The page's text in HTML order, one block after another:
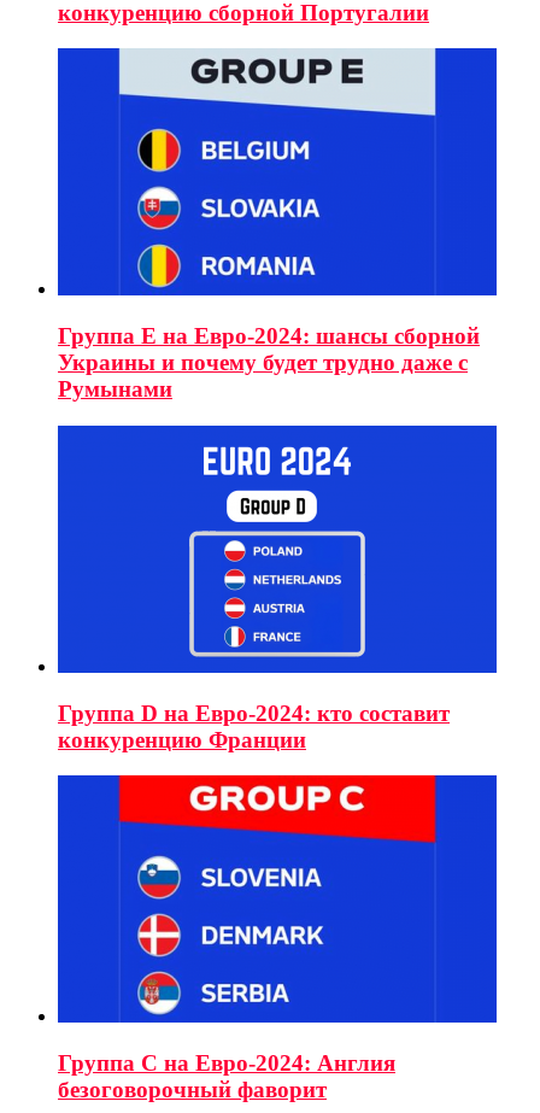
конкуренцию сборной Португалии
Группа E на Евро-2024: шансы сборной
Украины и почему будет трудно даже с
Румынами
Группа D на Евро-2024: кто составит
конкуренцию Франции
Группа C на Евро-2024: Англия
безоговорочный фаворит